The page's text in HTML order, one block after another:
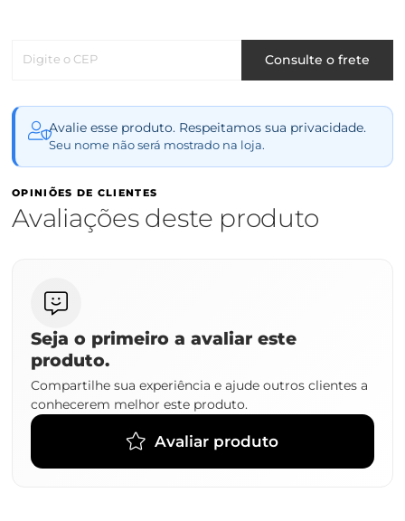
Digite o CEP Consulte o frete
Avalie esse produto. Respeitamos sua privacidade.
Seu nome não será mostrado na loja.
OPINIÕES DE CLIENTES
Avaliações deste produto
Seja o primeiro a avaliar este
produto.
Compartilhe sua experiência e ajude outros clientes a
conhecerem melhor este produto.
Avaliar produto